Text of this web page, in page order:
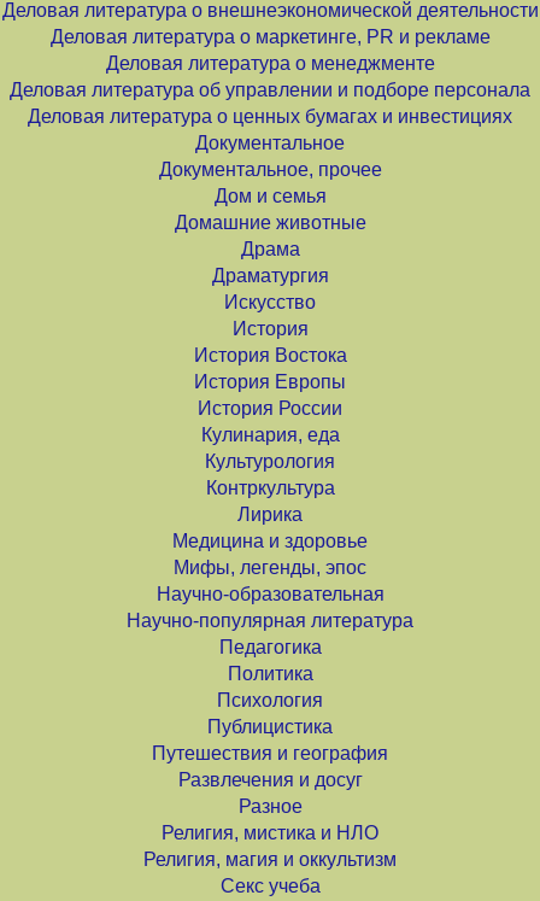
Деловая литература о внешнеэкономической деятельности
Деловая литература о маркетинге, PR и рекламе
Деловая литература о менеджменте
Деловая литература об управлении и подборе персонала
Деловая литература о ценных бумагах и инвестициях
Документальное
Документальное, прочее
Дом и семья
Домашние животные
Драма
Драматургия
Искусство
История
История Востока
История Европы
История России
Кулинария, еда
Культурология
Контркультура
Лирика
Медицина и здоровье
Мифы, легенды, эпос
Научно-образовательная
Научно-популярная литература
Педагогика
Политика
Психология
Публицистика
Путешествия и география
Развлечения и досуг
Разное
Религия, мистика и НЛО
Религия, магия и оккультизм
Секс учеба